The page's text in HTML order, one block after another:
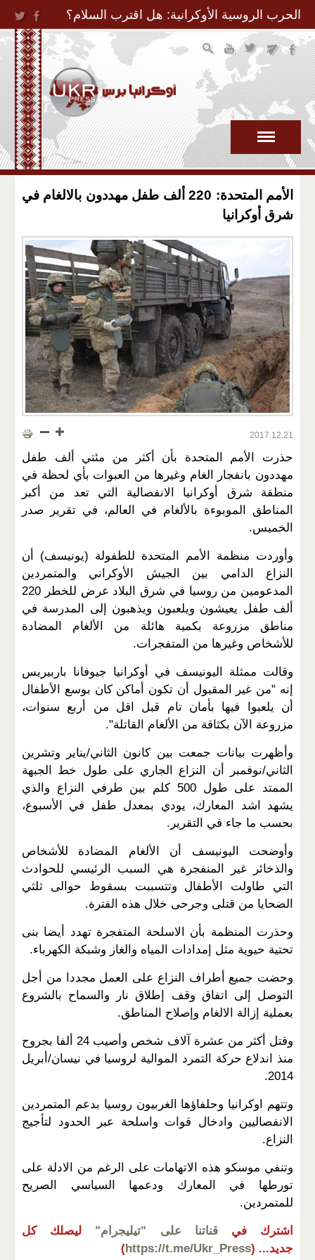
Jump to Navigation
الحرب الروسية الأوكرانية: هل اقترب السلام؟
الأمم المتحدة: 220 ألف طفل مهددون بالالغام في
شرق أوكرانيا
2017.12.21
حذرت الأمم المتحدة بأن أكثر من مئتي ألف طفل
مهددون بانفجار الغام وغيرها من العبوات بأي لحظة في
منطقة شرق أوكرانيا الانفصالية التي تعد من أكبر
المناطق الموبوءة بالألغام في العالم، في تقرير صدر
الخميس.
وأوردت منظمة الأمم المتحدة للطفولة (يونيسف) أن
النزاع الدامي بين الجيش الأوكراني والمتمردين
المدعومين من روسيا في شرق البلاد عرض للخطر 220
ألف طفل يعيشون ويلعبون ويذهبون إلى المدرسة في
مناطق مزروعة بكمية هائلة من الألغام المضادة
للأشخاص وغيرها من المتفجرات.
وقالت ممثلة اليونيسف في أوكرانيا جيوفانا باربيريس
إنه "من غير المقبول أن تكون أماكن كان بوسع الأطفال
أن يلعبوا فيها بأمان تام قبل اقل من أربع سنوات،
مزروعة الآن بكثاقة من الألغام القاتلة".
وأظهرت بيانات جمعت بين كانون الثاني/يناير وتشرين
الثاني/نوفمبر أن النزاع الجاري على طول خط الجبهة
الممتد على طول 500 كلم بين طرفي النزاع والذي
يشهد اشد المعارك، يودي بمعدل طفل في الأسبوع،
بحسب ما جاء في التقرير.
وأوضحت اليونيسف أن الألغام المضادة للأشخاص
والذخائر غير المنفجرة هي السبب الرئيسي للحوادث
التي طاولت الأطفال وتتسببت بسقوط حوالى ثلثي
الضحايا من قتلى وجرحى خلال هذه الفترة.
وحذرت المنظمة بأن الاسلحة المتفجرة تهدد أيضا بنى
تحتية حيوية مثل إمدادات المياه والغاز وشبكة الكهرباء.
وحضت جميع أطراف النزاع على العمل مجددا من أجل
التوصل إلى اتفاق وقف إطلاق نار والسماح بالشروع
بعملية إزالة الالغام وإصلاح المناطق.
وقتل أكثر من عشرة آلاف شخص وأصيب 24 ألفا بجروح
منذ اندلاع حركة التمرد الموالية لروسيا في نيسان/أبريل
2014.
وتتهم اوكرانيا وحلفاؤها الغربيون روسيا بدعم المتمردين
الانفصاليين وادخال قوات واسلحة عبر الحدود لتأجيج
النزاع.
وتنفي موسكو هذه الاتهامات على الرغم من الادلة على
تورطها في المعارك ودعمها السياسي الصريح
للمتمردين.
اشترك في قناتنا على "تيليجرام"
ليصلك كل
جديد... (
https://t.me/Ukr_Press
)